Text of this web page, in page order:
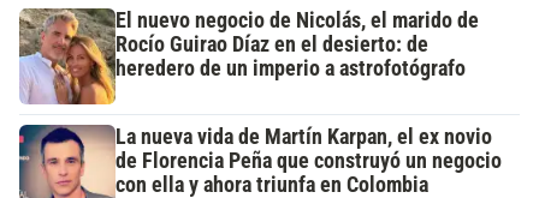
El nuevo negocio de Nicolás, el marido de
Rocío Guirao Díaz en el desierto: de
heredero de un imperio a astrofotógrafo
La nueva vida de Martín Karpan, el ex novio
de Florencia Peña que construyó un negocio
con ella y ahora triunfa en Colombia